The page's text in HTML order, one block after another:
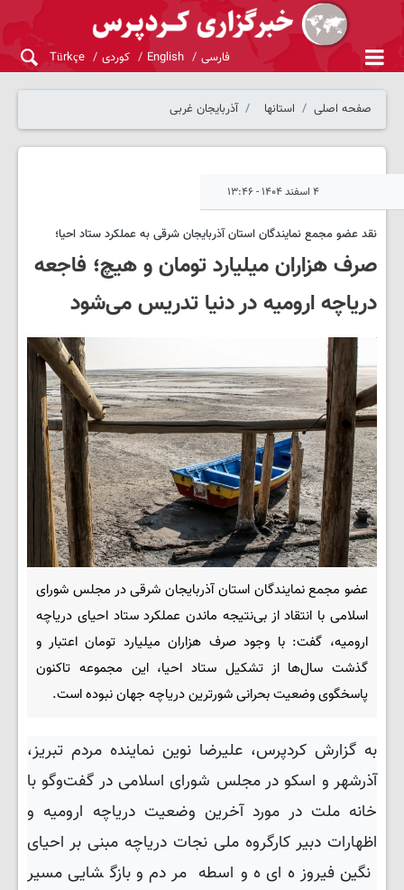
فارسی English کوردی Türkçe
صفحه اصلی استانها آذربایجان غربی
۴ اسفند ۱۴۰۴ - ۱۳:۴۶
نقد عضو مجمع نمایندگان استان آذربایجان شرقی به عملکرد ستاد احیا؛
صرف هزاران میلیارد تومان و هیچ؛ فاجعه
دریاچه ارومیه در دنیا تدریس می‌شود
عضو مجمع نمایندگان استان آذربایجان شرقی در مجلس شورای
اسلامی با انتقاد از بی‌نتیجه ماندن عملکرد ستاد احیای دریاچه
ارومیه، گفت: با وجود صرف هزاران میلیارد تومان اعتبار و
گذشت سال‌ها از تشکیل ستاد احیا، این مجموعه تاکنون
پاسخگوی وضعیت بحرانی شورترین دریاچه جهان نبوده است.
به گزارش کردپرس، علیرضا نوین نماینده مردم تبریز،
آذرشهر و اسکو در مجلس شورای اسلامی در گفت‌وگو با
خانه ملت در مورد آخرین وضعیت دریاچه ارومیه و
اظهارات دبیر کارگروه ملی نجات دریاچه مبنی بر احیای
نگین فیروزه‌ای ه واسطه مردم و بازگشایی مسیر